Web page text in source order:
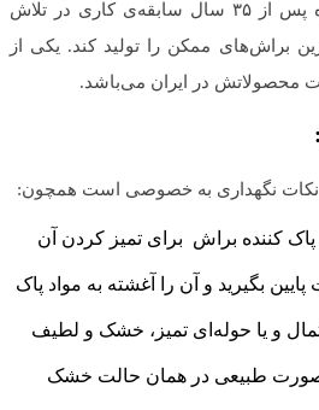
می‌باشد. این کمپانی همواره پس از ۳۵ سال سابقه‌ی کاری در تلاش
براش‌های ممکن را تولید کند. یکی از
:
نکات نگهداری به خصوصی است همچون:
کننده براش برای تمیز کردن آن
بگیرید و آن را آغشته به مواد پاک
و یا حوله‌ای تمیز، خشک و لطیف
صورت طبیعی در همان حالت خشک